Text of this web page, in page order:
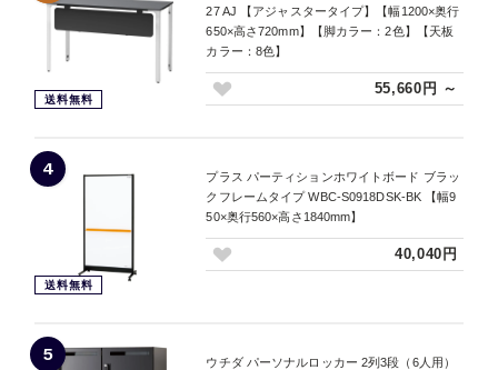
送料無料
27 AJ 【アジャスタータイプ】【幅1200×奥行
650×高さ720mm】【脚カラー：2色】【天板
カラー：8色】
55,660円 ～
4
送料無料
プラス パーティションホワイトボード ブラッ
クフレームタイプ WBC-S0918DSK-BK 【幅9
50×奥行560×高さ1840mm】
40,040円
5 ウチダ パーソナルロッカー 2列3段（6人用）